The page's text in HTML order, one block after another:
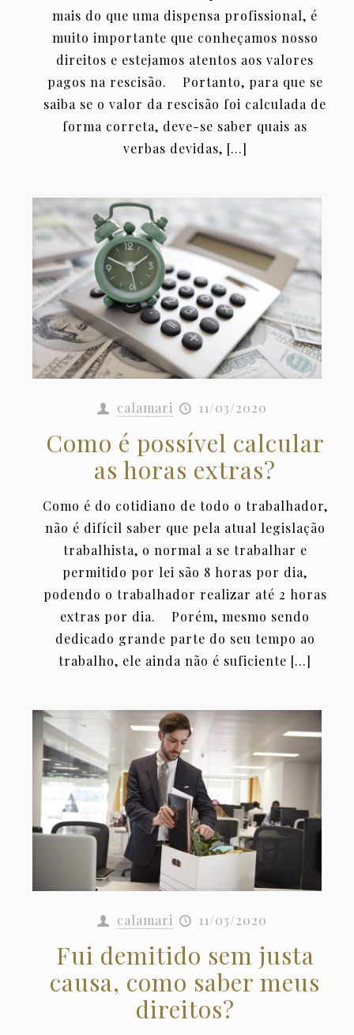
mais do que uma dispensa profissional, é
muito importante que conheçamos nosso
direitos e estejamos atentos aos valores
pagos na rescisão. Portanto, para que se
saiba se o valor da rescisão foi calculada de
forma correta, deve-se saber quais as
verbas devidas, […]
calamari 11/03/2020
Como é possível calcular
as horas extras?
Como é do cotidiano de todo o trabalhador,
não é difícil saber que pela atual legislação
trabalhista, o normal a se trabalhar e
permitido por lei são 8 horas por dia,
podendo o trabalhador realizar até 2 horas
extras por dia. Porém, mesmo sendo
dedicado grande parte do seu tempo ao
trabalho, ele ainda não é suficiente […]
calamari 11/03/2020
Fui demitido sem justa
causa, como saber meus
direitos?